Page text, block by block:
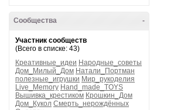
-
Сообщества
Участник сообществ
(Всего в списке: 43)
Креативные_идеи Народные_советы
Дом_Милый_Дом Натали_Портман
полезные_игрушки Мир_рукоделия
Live_Memory Hand_made_TOYS
Вышивка_крестиком Крошкин_Дом
Дом_Кукол Смерть_нерождённых